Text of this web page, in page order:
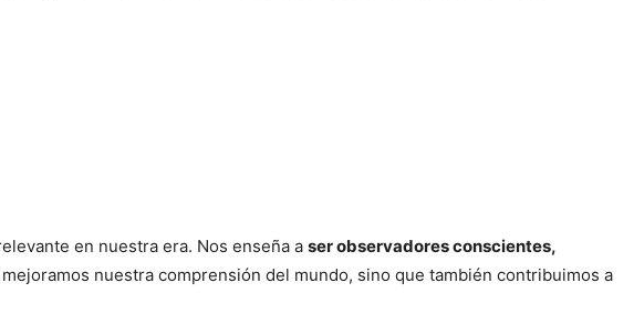
en nuestra era. Nos enseña a ser observadores conscientes,
nuestra comprensión del mundo, sino que también contribuimos a